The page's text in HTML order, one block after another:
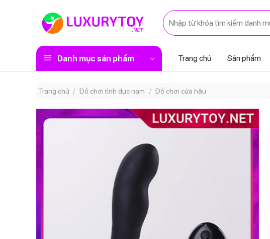
Tìm
kiếm:
Danh mục sản phẩm Trang chủ Sản phẩm
Trang chủ / Đồ chơi tình dục nam / Đồ chơi cửa hậu